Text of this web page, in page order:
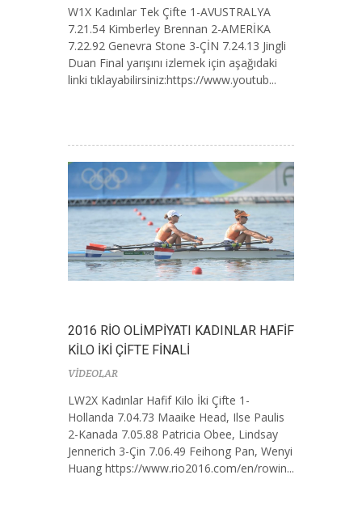
W1X Kadınlar Tek Çifte 1-AVUSTRALYA
7.21.54 Kimberley Brennan 2-AMERİKA
7.22.92 Genevra Stone 3-ÇİN 7.24.13 Jingli
Duan Final yarışını izlemek için aşağıdaki
linki tıklayabilirsiniz:https://www.youtub...
2016 RİO OLİMPİYATI KADINLAR HAFİF
KİLO İKİ ÇİFTE FİNALİ
VİDEOLAR
LW2X Kadınlar Hafif Kilo İki Çifte 1-
Hollanda 7.04.73 Maaike Head, Ilse Paulis
2-Kanada 7.05.88 Patricia Obee, Lindsay
Jennerich 3-Çin 7.06.49 Feihong Pan, Wenyi
Huang https://www.rio2016.com/en/rowin...